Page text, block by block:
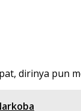
dirinya pun